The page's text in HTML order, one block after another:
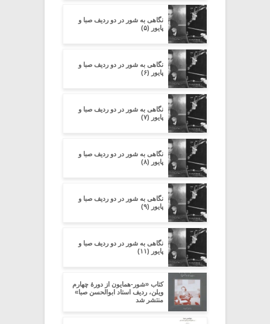
نگاهی به شور در دو ردیف صبا و
پایور (۵)
نگاهی به شور در دو ردیف صبا و
پایور (۶)
نگاهی به شور در دو ردیف صبا و
پایور (۷)
نگاهی به شور در دو ردیف صبا و
پایور (۸)
نگاهی به شور در دو ردیف صبا و
پایور (۹)
نگاهی به شور در دو ردیف صبا و
پایور (۱۱)
کتاب «شور-همایون از دورۀ چهارم
ویلن، ردیف استاد ابوالحسن صبا»
منتشر شد